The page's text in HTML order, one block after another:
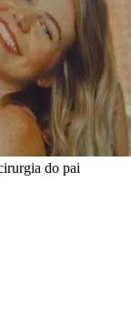
do pai